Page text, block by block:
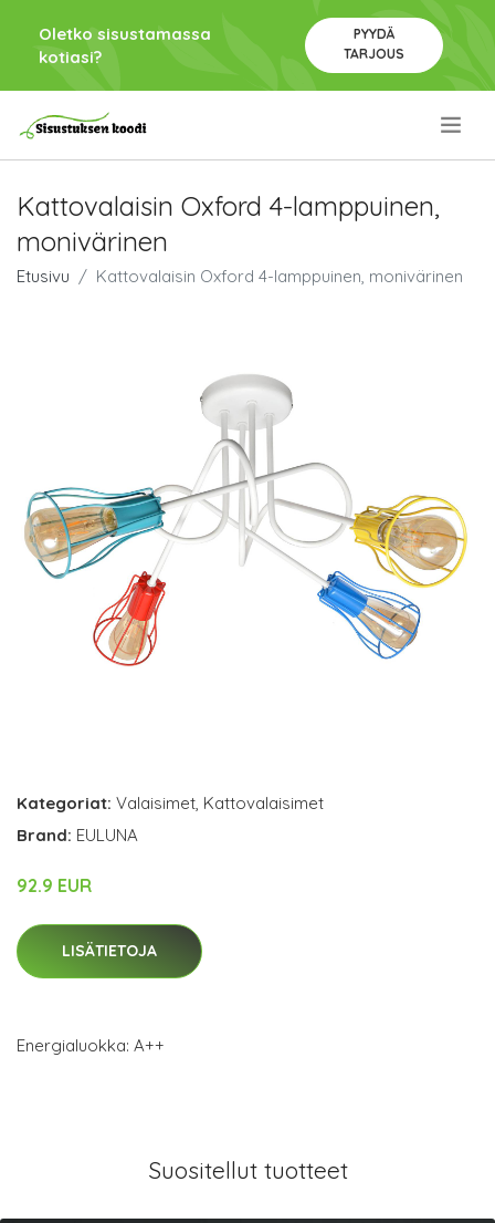
Oletko sisustamassa
kotiasi?
PYYDÄ
TARJOUS
Kattovalaisin Oxford 4-lamppuinen,
monivärinen
Etusivu Kattovalaisin Oxford 4-lamppuinen, monivärinen
Kategoriat: Valaisimet, Kattovalaisimet
Brand: EULUNA
92.9 EUR
LISÄTIETOJA
Energialuokka: A++
Suositellut tuotteet